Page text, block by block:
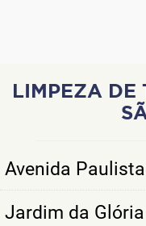
LIMPEZA DE
Avenida Paulista
Jardim da Glória